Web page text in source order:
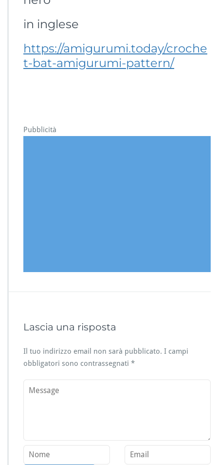
in inglese
https://amigurumi.today/croche
t-bat-amigurumi-pattern/
Pubblicità
Lascia una risposta
Il tuo indirizzo email non sarà pubblicato. I campi
obbligatori sono contrassegnati *